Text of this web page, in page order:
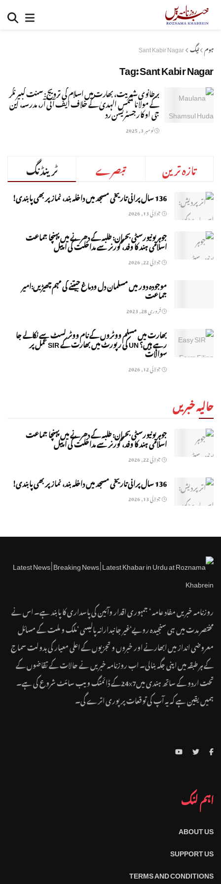
ہوم ٹیگ Sant Kabir Nagar
Tag:Sant Kabir Nagar
برطانوی شہریت، بھارت میں اسلام کی ترویج: سنت کبیر نگر
کے مولانا شمس الہدیٰ کے خلاف ایف آئی آر، مدرسہ، این
جی او کا رجسٹریشن رد
نومبر 3, 2025
ٹرینڈنگ تبصرے تازہ ترین
136 سال پرانی تاریخی مسجد میں داخلہ بند، نماز پر بھی پابندی!
جولائی 13, 2026
جوہر یونیورسٹی بحران: طلبہ کے دھرنے میں پہنچا جماعت
اسلامی ہند کا وفد، گورنر سے مداخلت کی اپیل
جولائی 22, 2026
موجودہ دور میں مسلمان دل ودماغ جیتنے کی مہم چھیڑیں:امیر
جماعت
فروری 28, 2023
بھارت میں مسلم ووٹروں کے نام ووٹر لسٹ سے نکالے جا
رہے ہیں؟ UN کی رپورٹ میں بھارت کے SIR عمل پر
سوالات
جولائی 12, 2026
حالیہ خبریں
جوہر یونیورسٹی بحران: طلبہ کے دھرنے میں پہنچا جماعت
اسلامی ہند کا وفد، گورنر سے مداخلت کی اپیل
جولائی 22, 2026
136 سال پرانی تاریخی مسجد میں داخلہ بند، نماز پر بھی پابندی!
جولائی 13, 2026
روزنامہ خبریں مفاد عامہ ‘ جمہوری اقدار وآئین کی پاسداری کا پابند ہے۔ اس نے
مختصر مدت میں ہی سنجیدہ رویے‘غیر جانبدارانہ پالیسی ‘ملک و ملت کے مسائل
معروضی انداز میں ابھارنے اور خبروں و تجزیوں کے اعلی معیار کی بدولت سماج
کے ہر طبقہ میں اپنی جگہ بنالی۔ اب روزنامہ خبریں نے حالات کے تقاضوں کے
تحت اردو کے ساتھ ہندی میں24x7کے ڈائمنگ ویب سائٹ شروع کی ہے۔
ہمیں یقین ہے کہ یہ آپ کی توقعات پر پوری اترے گی۔
اہم لنک
ABOUT US
SUPPORT US
TERMS AND CONDITIONS